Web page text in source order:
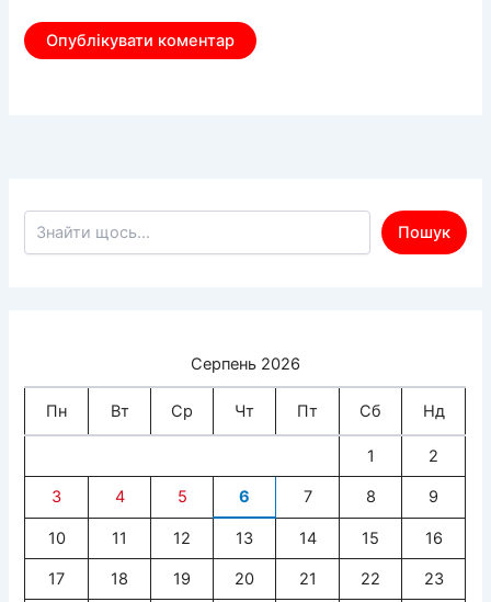
Пошук по сайту
Пошук
Серпень 2026
Пн Вт Ср Чт Пт Сб Нд
1 2
3 4 5 6 7 8 9
10 11 12 13 14 15 16
17 18 19 20 21 22 23